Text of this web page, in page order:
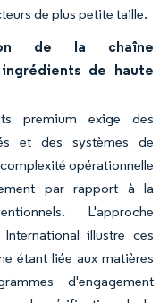
de plus petite taille.
de la chaîne
de haute
premium exige des
et des systèmes de
opérationnelle
par rapport à la
L'approche
illustre ces
étant liée aux matières
d'engagement